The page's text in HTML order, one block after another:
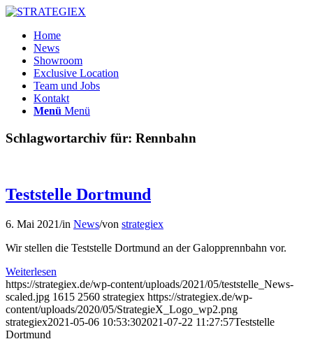
Home
News
Showroom
Exclusive Location
Team und Jobs
Kontakt
Menü Menü
Schlagwortarchiv für: Rennbahn
Teststelle Dortmund
6. Mai 2021/in News/von strategiex
Wir stellen die Teststelle Dortmund an der Galopprennbahn vor.
Weiterlesen
https://strategiex.de/wp-content/uploads/2021/05/teststelle_News-
scaled.jpg 1615 2560 strategiex https://strategiex.de/wp-
content/uploads/2020/05/StrategieX_Logo_wp2.png
strategiex2021-05-06 10:53:302021-07-22 11:27:57Teststelle
Dortmund